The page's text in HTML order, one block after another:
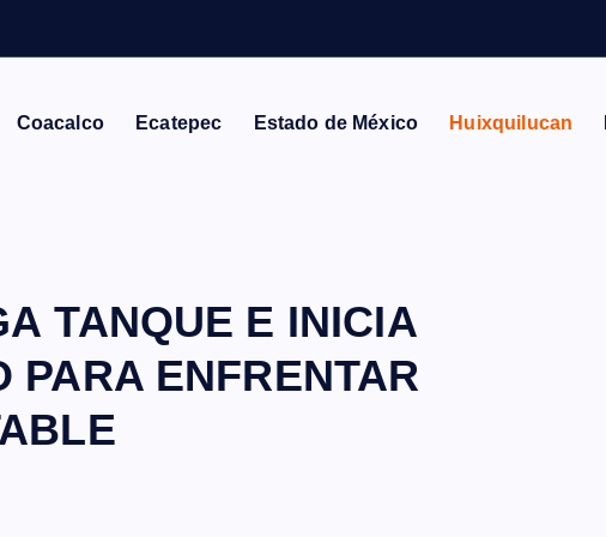
Coacalco Ecatepec Estado de México Huixquilucan
TANQUE E INICIA
PARA ENFRENTAR